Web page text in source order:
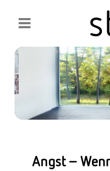
Angst –